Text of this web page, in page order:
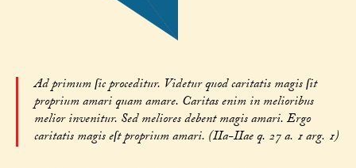
Ad primum ſic proceditur. Videtur quod caritatis magis ſit
proprium amari quam amare. Caritas enim in melioribus
melior invenitur. Sed meliores debent magis amari. Ergo
caritatis magis eſt proprium amari. (IIa-IIae q. 27 a. 1 arg. 1)